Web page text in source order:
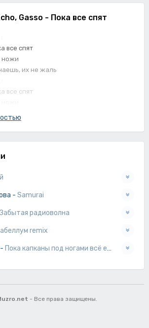
Gasso - Пока все спят
все спят
ножи
их не жаль
все спят
свой шаг
- Samurai
Забытая радиоволна
remix
- Пока капканы под ногами всё еще живой
- Все права защищены.